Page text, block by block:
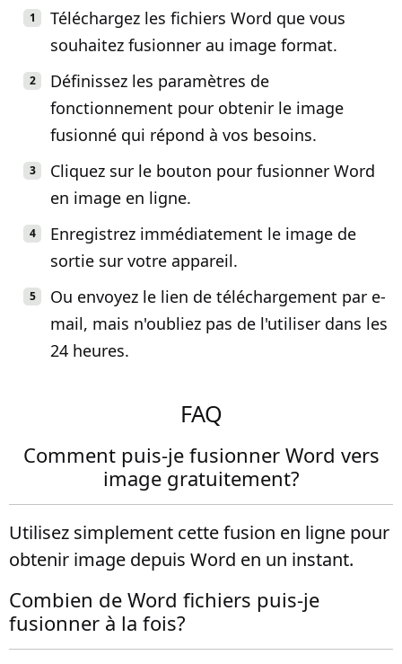
Téléchargez les fichiers Word que vous
souhaitez fusionner au image format.
Définissez les paramètres de
fonctionnement pour obtenir le image
fusionné qui répond à vos besoins.
Cliquez sur le bouton pour fusionner Word
en image en ligne.
Enregistrez immédiatement le image de
sortie sur votre appareil.
Ou envoyez le lien de téléchargement par e-
mail, mais n'oubliez pas de l'utiliser dans les
24 heures.
FAQ
Comment puis-je fusionner Word vers
image gratuitement?
Utilisez simplement cette fusion en ligne pour
obtenir image depuis Word en un instant.
Combien de Word fichiers puis-je
fusionner à la fois?